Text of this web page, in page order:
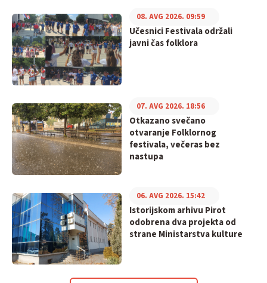
Učesnici Festivala održali
javni čas folklora
08. AVG 2026. 09:59
Otkazano svečano
otvaranje Folklornog
festivala, večeras bez
nastupa
07. AVG 2026. 18:56
Istorijskom arhivu Pirot
odobrena dva projekta od
strane Ministarstva kulture
06. AVG 2026. 15:42